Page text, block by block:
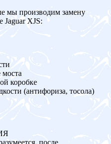
мы производим замену
Jaguar XJS:
моста
коробке
(антифориза, тосола)
после